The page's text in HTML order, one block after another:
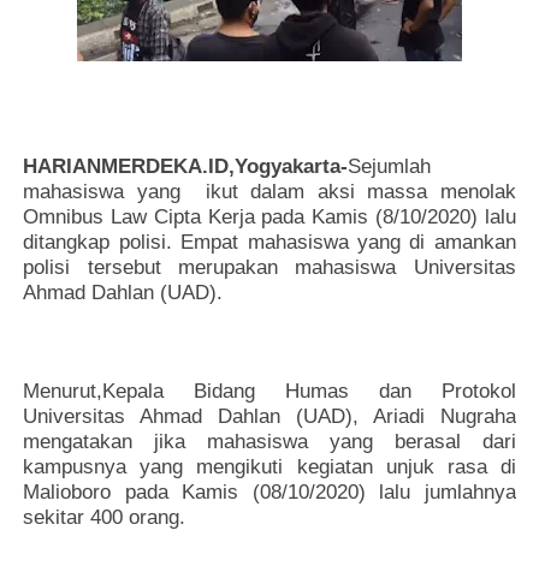
HARIANMERDEKA.ID,Yogyakarta-Sejumlah
mahasiswa yang ikut dalam aksi massa menolak
Omnibus Law Cipta Kerja pada Kamis (8/10/2020) lalu
ditangkap polisi. Empat mahasiswa yang di amankan
polisi tersebut merupakan mahasiswa Universitas
Ahmad Dahlan (UAD).
Menurut,Kepala Bidang Humas dan Protokol
Universitas Ahmad Dahlan (UAD), Ariadi Nugraha
mengatakan jika mahasiswa yang berasal dari
kampusnya yang mengikuti kegiatan unjuk rasa di
Malioboro pada Kamis (08/10/2020) lalu jumlahnya
sekitar 400 orang.